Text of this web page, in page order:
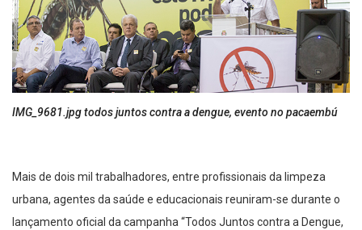
IMG_9681.jpg todos juntos contra a dengue, evento no pacaembú
Mais de dois mil trabalhadores, entre profissionais da limpeza
urbana, agentes da saúde e educacionais reuniram-se durante o
lançamento oficial da campanha “Todos Juntos contra a Dengue,